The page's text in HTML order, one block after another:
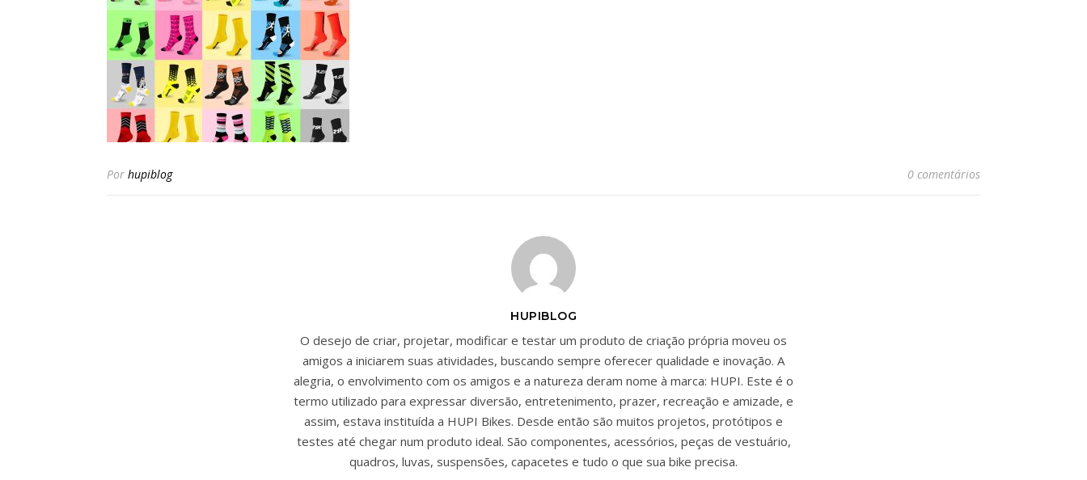
Por hupiblog 0 comentários
HUPIBLOG
O desejo de criar, projetar, modificar e testar um produto de criação própria moveu os
amigos a iniciarem suas atividades, buscando sempre oferecer qualidade e inovação. A
alegria, o envolvimento com os amigos e a natureza deram nome à marca: HUPI. Este é o
termo utilizado para expressar diversão, entretenimento, prazer, recreação e amizade, e
assim, estava instituída a HUPI Bikes. Desde então são muitos projetos, protótipos e
testes até chegar num produto ideal. São componentes, acessórios, peças de vestuário,
quadros, luvas, suspensões, capacetes e tudo o que sua bike precisa.